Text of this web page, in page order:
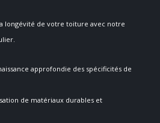
longévité de votre toiture avec notre
approfondie des spécificités de
de matériaux durables et